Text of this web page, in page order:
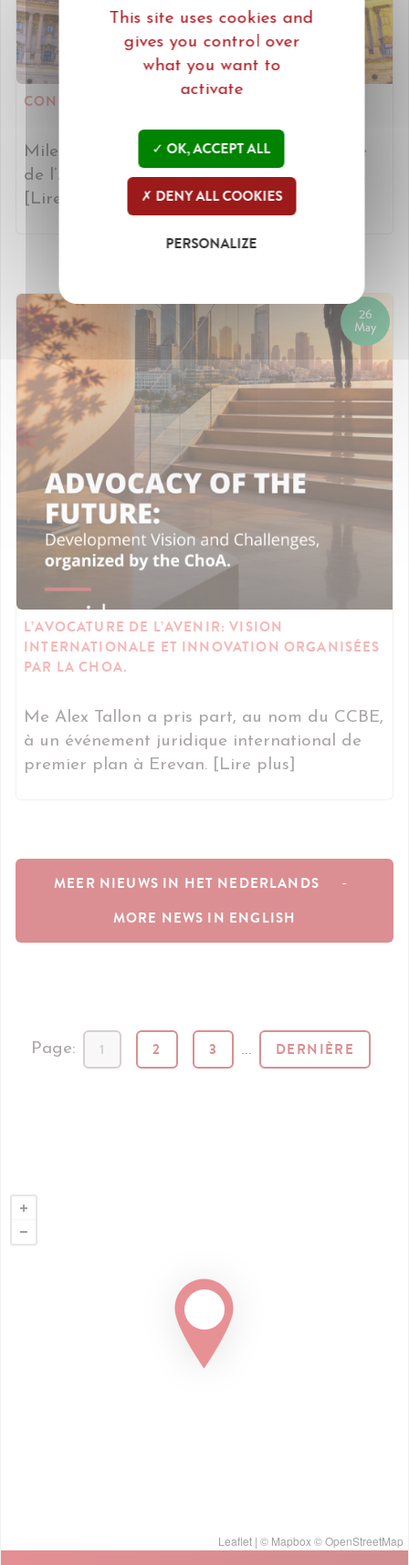
CONGRÈS DE L'ABL À VIENNE.
Miles participe à la conférence bi-annuelle
de l’Alliance of Business Lawyers à Vienne.
[Lire plus]
26
May
L’AVOCATURE DE L’AVENIR: VISION
INTERNATIONALE ET INNOVATION ORGANISÉES
PAR LA CHOA.
Me Alex Tallon a pris part, au nom du CCBE,
à un événement juridique international de
premier plan à Erevan. [Lire plus]
MEER NIEUWS IN HET NEDERLANDS
-
MORE NEWS IN ENGLISH
Page: 1 2 3 ... DERNIÈRE
Leaflet | © Mapbox©OpenStreetMap
This site uses cookies and
gives you control over
what you want to
activate
OK, ACCEPT ALL
DENY ALL COOKIES
PERSONALIZE